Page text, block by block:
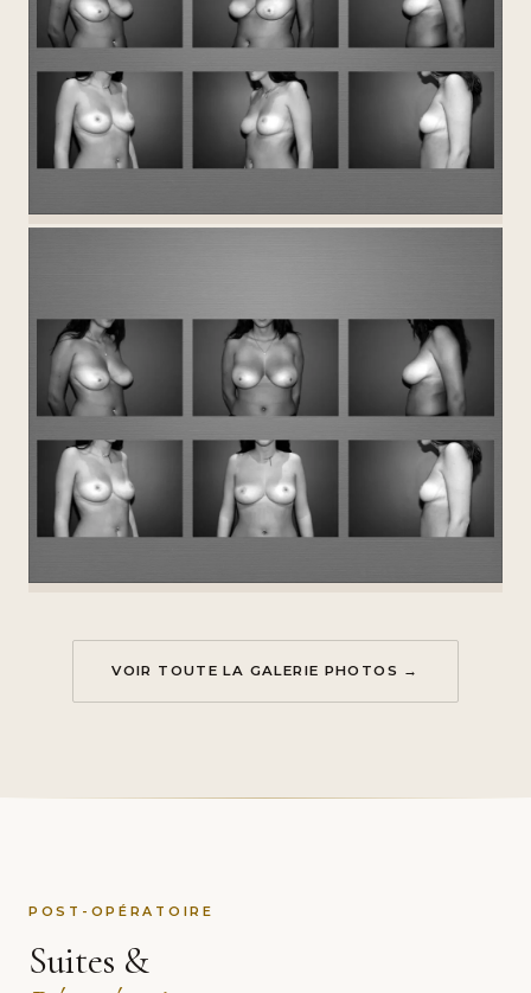
VOIR TOUTE LA GALERIE PHOTOS →
POST-OPÉRATOIRE
Suites &